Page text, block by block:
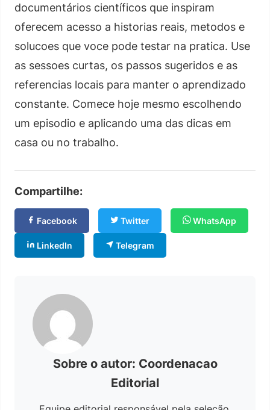
documentários científicos que inspiram
oferecem acesso a historias reais, metodos e
solucoes que voce pode testar na pratica. Use
as sessoes curtas, os passos sugeridos e as
referencias locais para manter o aprendizado
constante. Comece hoje mesmo escolhendo
um episodio e aplicando uma das dicas em
casa ou no trabalho.
Compartilhe:
Facebook Twitter WhatsApp
LinkedIn Telegram
Sobre o autor: Coordenacao
Editorial